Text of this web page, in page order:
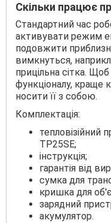
Скільки працює
Стандартний час
активувати режим
подовжити
вимкнуться,
прицільна сітка.
функціоналу, краще
носити її з собою.
Комплектація:
тепловізійний
TP25SE;
інструкція;
гарантія від
сумка для
кришка для
зарядний
акумулятор.